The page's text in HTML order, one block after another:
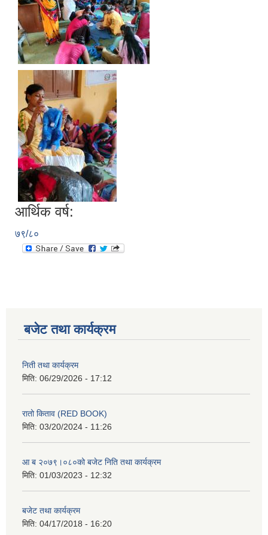
आर्थिक वर्ष:
७९/८०
बजेट तथा कार्यक्रम
निती तथा कार्यक्रम
मिति: 06/29/2026 - 17:12
रातो किताव (RED BOOK)
मिति: 03/20/2024 - 11:26
आ ब २०७९।०८०को बजेट निति तथा कार्यक्रम
मिति: 01/03/2023 - 12:32
बजेट तथा कार्यक्रम
मिति: 04/17/2018 - 16:20